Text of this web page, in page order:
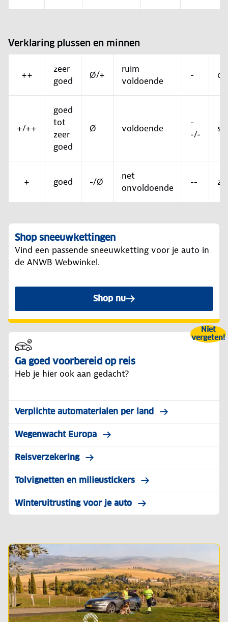
Verklaring plussen en minnen
++
zeer
goed
Ø/+
ruim
voldoende
-
+/++
goed
tot
zeer
goed
Ø voldoende
-
-/-
+ goed -/Ø
net
onvoldoende
--
Shop sneeuwkettingen
Vind een passende sneeuwketting voor je auto in
de ANWB Webwinkel.
Shop nu
Niet
vergeten!
Ga goed voorbereid op reis
Heb je hier ook aan gedacht?
Verplichte automaterialen per land
Wegenwacht Europa
Reisverzekering
Tolvignetten en milieustickers
Winteruitrusting voor je auto